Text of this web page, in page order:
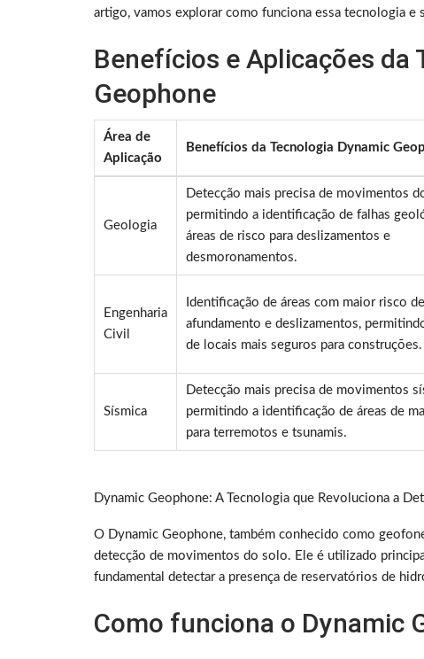
artigo, vamos explorar como funciona essa tecnologia e
Benefícios e Aplicações da
Geophone
Área de
Aplicação
Benefícios da Tecnologia Dynamic
Geologia
Detecção mais precisa de movimentos
permitindo a identificação de falhas
áreas de risco para deslizamentos e
desmoronamentos.
Engenharia
Civil
Identificação de áreas com maior risco de
afundamento e deslizamentos,
de locais mais seguros para construções.
Sísmica
Detecção mais precisa de movimentos
permitindo a identificação de áreas de
para terremotos e tsunamis.
Dynamic Geophone: A Tecnologia que Revoluciona a
O Dynamic Geophone, também conhecido como
detecção de movimentos do solo. Ele é utilizado
fundamental detectar a presença de reservatórios de
Como funciona o Dynamic